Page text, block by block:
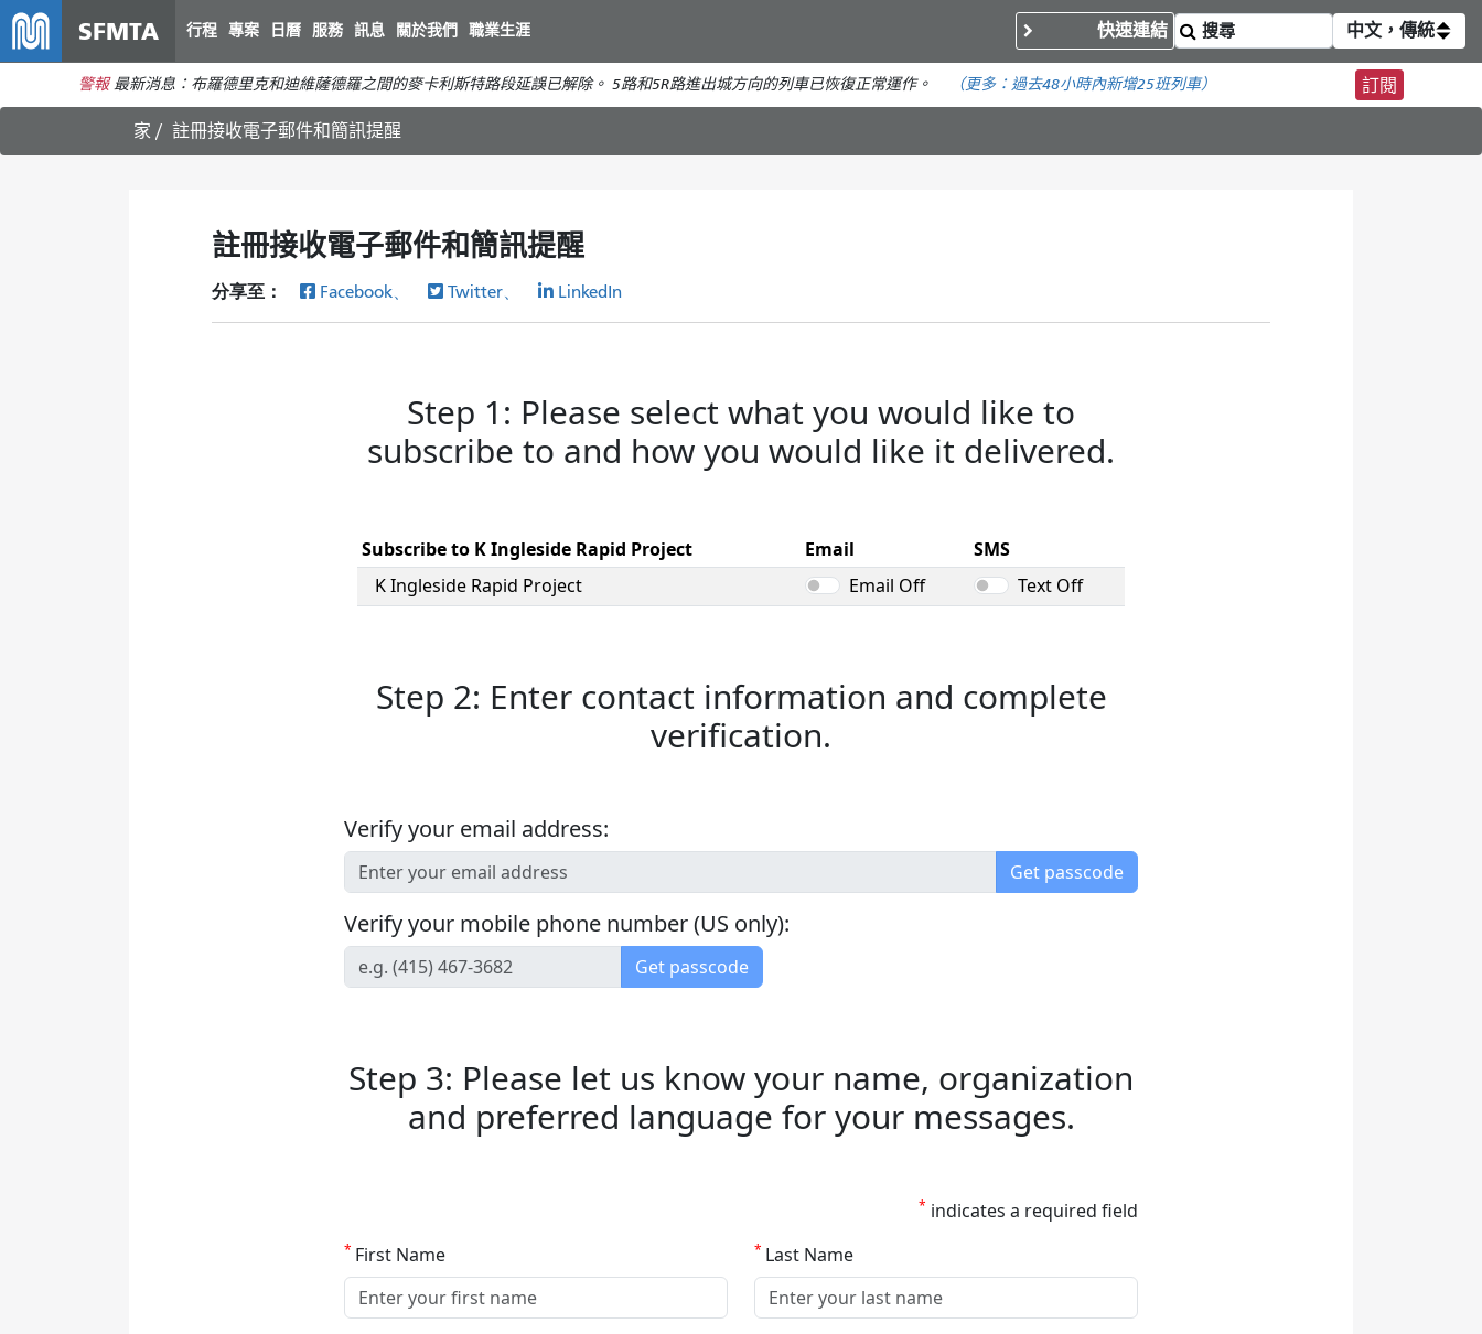
主
要
SFMTA 行程 專案 日曆 服務 訊息 關於我們 職業生涯 快速連結 中文，傳統
警報 最新消息：布羅德里克和迪維薩德羅之間的麥卡利斯特路段延誤已解除。 5路和5R路進出城方向的列車已恢復正常運作。 （更多： 過去48小時內新增25班列車） 訂閱
家 註冊接收電子郵件和簡訊提醒
註冊接收電子郵件和簡訊提醒
分享至： Facebook、 Twitter、 LinkedIn